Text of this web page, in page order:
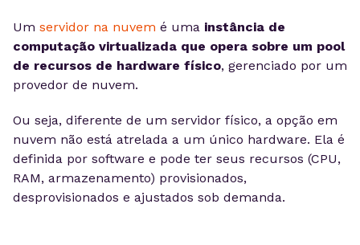
Um servidor na nuvem é uma instância de
computação virtualizada que opera sobre um pool
de recursos de hardware físico, gerenciado por um
provedor de nuvem.
Ou seja, diferente de um servidor físico, a opção em
nuvem não está atrelada a um único hardware. Ela é
definida por software e pode ter seus recursos (CPU,
RAM, armazenamento) provisionados,
desprovisionados e ajustados sob demanda.